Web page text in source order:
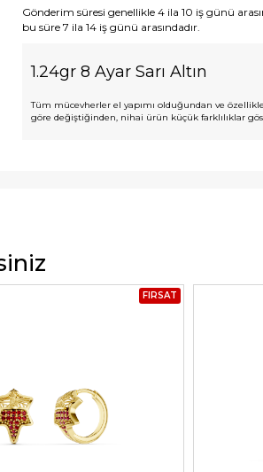
Gönderim süresi genellikle 4 ila 10 iş günü
bu süre 7 ila 14 iş günü arasındadır.
1.24gr 8 Ayar Sarı Altın
Tüm mücevherler el yapımı olduğundan ve
göre değiştiğinden, nihai ürün küçük farklılıklar
FIRSAT